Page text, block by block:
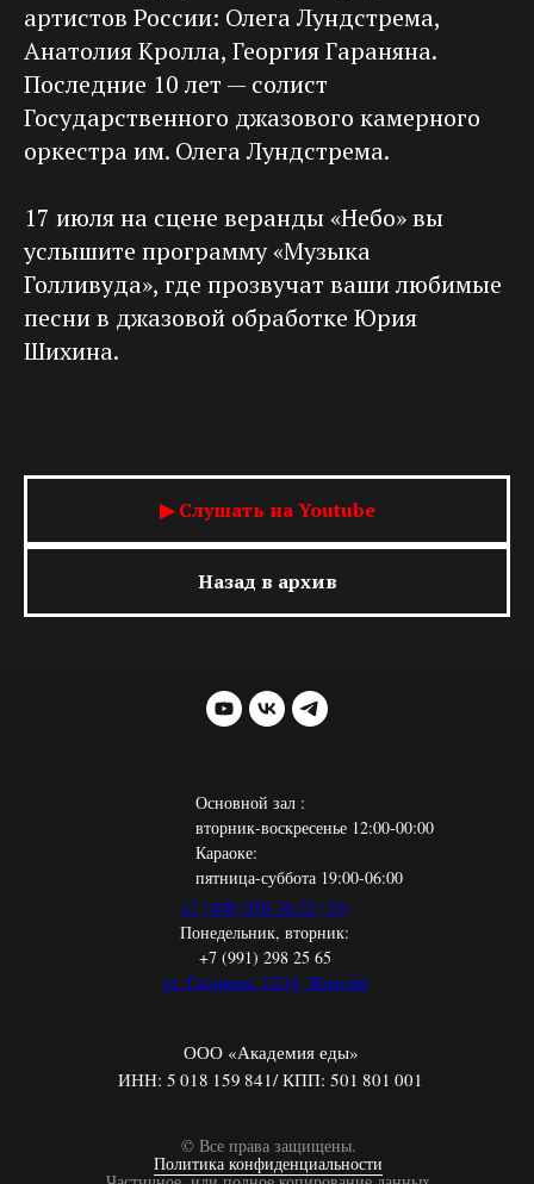
артистов России: Олега Лундстрема,
Анатолия Кролла, Георгия Гараняна.
Последние 10 лет — солист
Государственного джазового камерного
оркестра им. Олега Лундстрема.
17 июля на сцене веранды «Небо» вы
услышите программу «Музыка
Голливуда», где прозвучат ваши любимые
песни в джазовой обработке Юрия
Шихина.
▶ Слушать на Youtube
Назад в архив
+7 (498) 950-36-32 (33)
Понедельник, вторник:
+7 (991) 298 25 65
ул. Гагарина, 12/14, Королёв
Основной зал :
вторник-воскресенье 12:00-00:00
Караоке:
пятница-суббота 19:00-06:00
ООО «Академия еды»
ИНН: 5 018 159 841/ КПП: 501 801 001
© Все права защищены.
Политика конфиденциальности